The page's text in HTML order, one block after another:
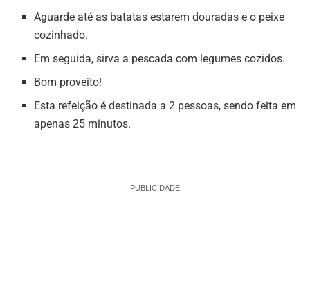
Aguarde até as batatas estarem douradas e o peixe
cozinhado.
Em seguida, sirva a pescada com legumes cozidos.
Bom proveito!
Esta refeição é destinada a 2 pessoas, sendo feita em
apenas 25 minutos.
PUBLICIDADE